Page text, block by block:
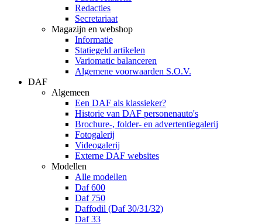
Redacties
Secretariaat
Magazijn en webshop
Informatie
Statiegeld artikelen
Variomatic balanceren
Algemene voorwaarden S.O.V.
DAF
Algemeen
Een DAF als klassieker?
Historie van DAF personenauto's
Brochure-, folder- en advertentiegalerij
Fotogalerij
Videogalerij
Externe DAF websites
Modellen
Alle modellen
Daf 600
Daf 750
Daffodil (Daf 30/31/32)
Daf 33